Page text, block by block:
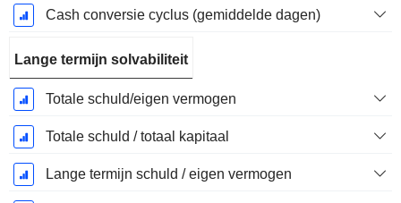
Cash conversie cyclus (gemiddelde dagen)
Lange termijn solvabiliteit
Totale schuld/eigen vermogen
Totale schuld / totaal kapitaal
Lange termijn schuld / eigen vermogen